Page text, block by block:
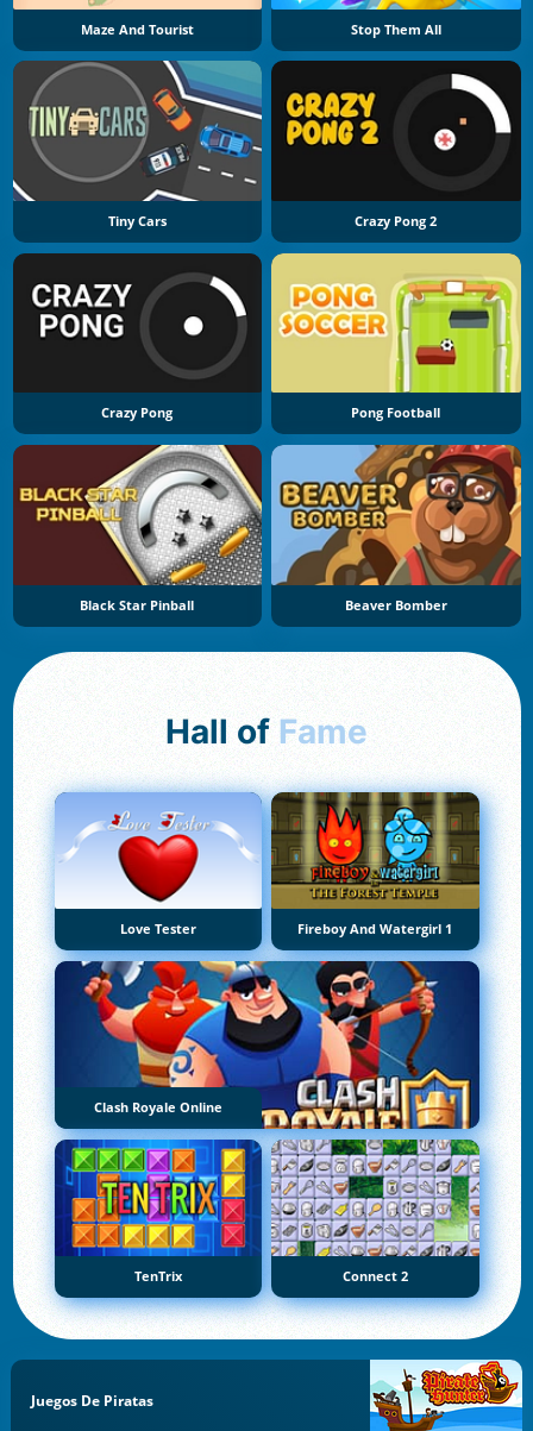
Maze And Tourist Stop Them All
Tiny Cars Crazy Pong 2
Crazy Pong Pong Football
Black Star Pinball Beaver Bomber
Hall of Fame
Love Tester Fireboy And Watergirl 1
Clash Royale Online
TenTrix Connect 2
Juegos De Piratas